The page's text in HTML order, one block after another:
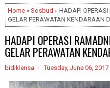
Home » Sosbud » HADAPI
GELAR PERAWATAN KENDARAAN
HADAPI OPERASI
GELAR PERAWATAN
bidiklensa Tuesday, June 06, 2017